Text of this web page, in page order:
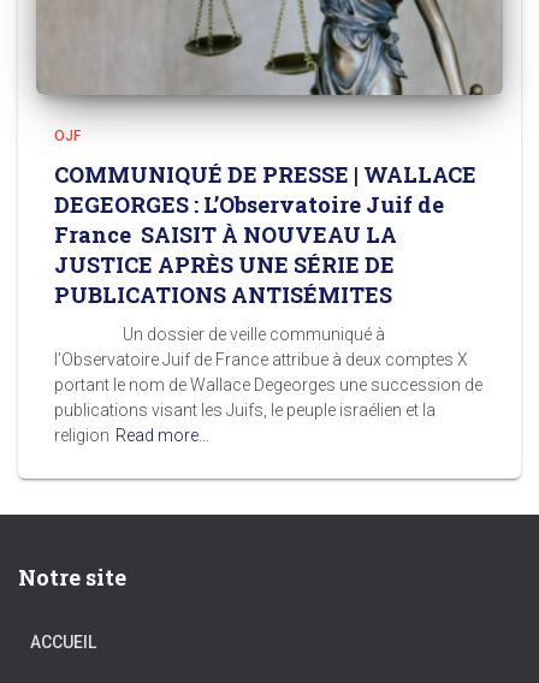
OJF
COMMUNIQUÉ DE PRESSE | WALLACE
DEGEORGES : L’Observatoire Juif de
France SAISIT À NOUVEAU LA
JUSTICE APRÈS UNE SÉRIE DE
PUBLICATIONS ANTISÉMITES
Un dossier de veille communiqué à
l’Observatoire Juif de France attribue à deux comptes X
portant le nom de Wallace Degeorges une succession de
publications visant les Juifs, le peuple israélien et la
religion Read more…
Notre site
ACCUEIL